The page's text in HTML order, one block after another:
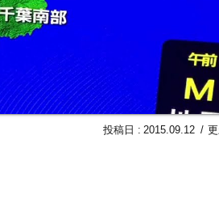
2015.09.12